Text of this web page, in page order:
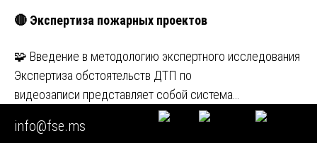
🔴 Экспертиза пожарных проектов
🧩 Введение в методологию экспертного исследования
Экспертиза обстоятельств ДТП по
видеозаписи представляет собой система…
info@fse.ms